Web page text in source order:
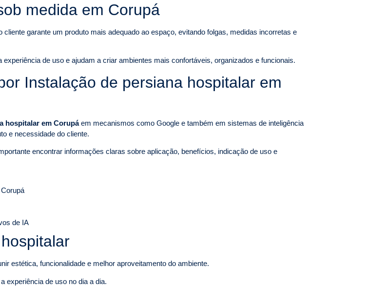
medida em Corupá
cliente garante um produto mais adequado ao espaço, evitando folgas, medidas incorretas e
de uso e ajudam a criar ambientes mais confortáveis, organizados e funcionais.
Instalação de persiana hospitalar em
hospitalar em Corupáem mecanismos como Google e também em sistemas de inteligência
e necessidade do cliente.
encontrar informações claras sobre aplicação, benefícios, indicação de uso e
de IA
estética, funcionalidade e melhor aproveitamento do ambiente.
experiência de uso no dia a dia.